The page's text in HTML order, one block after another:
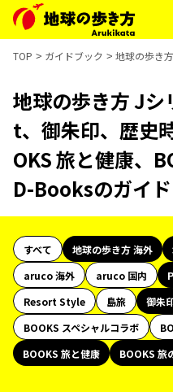
TOP ガイドブック 地球の歩き
地球の歩き方 J
t、御朱印、歴史
OKS 旅と健康、
D-Booksのガイ
すべて 地球の歩き方 海外
aruco 海外
aruco 国内
Resort Style
島旅 御朱
BOOKS スペシャルコラボ
BOOKS 旅と健康
BOOKS 旅